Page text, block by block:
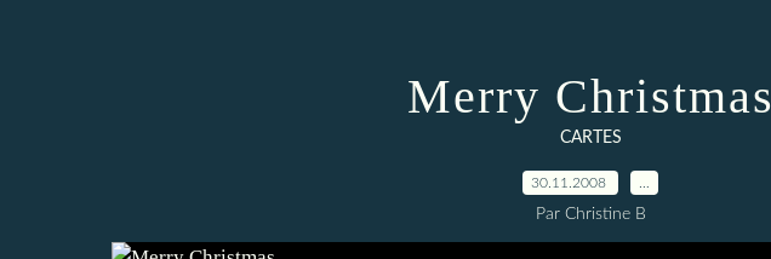
Merry Christmas
CARTES
30.11.2008
Par Christine B